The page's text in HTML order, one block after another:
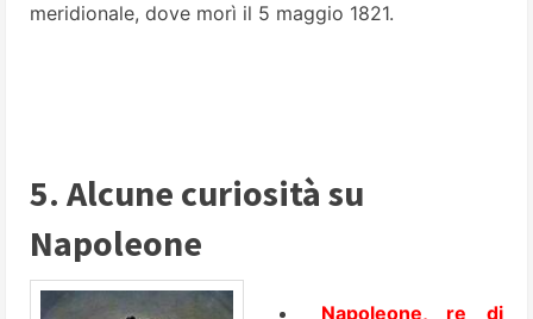
meridionale, dove morì il 5 maggio 1821.
5. Alcune curiosità su
Napoleone
Napoleone, re di